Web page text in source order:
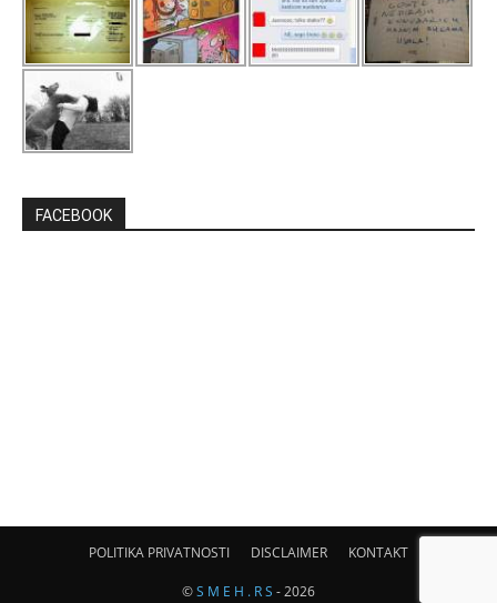
FACEBOOK
POLITIKA PRIVATNOSTI DISCLAIMER KONTAKT
©S M E H . R S - 2026